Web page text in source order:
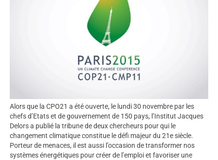
Alors que la CPO21 a été ouverte, le lundi 30 novembre par les
chefs d’Etats et de gouvernement de 150 pays, l’Institut Jacques
Delors a publié la tribune de deux chercheurs pour qui le
changement climatique constitue le défi majeur du 21e siècle.
Porteur de menaces, il est aussi l’occasion de transformer nos
systèmes énergétiques pour créer de l’emploi et favoriser une